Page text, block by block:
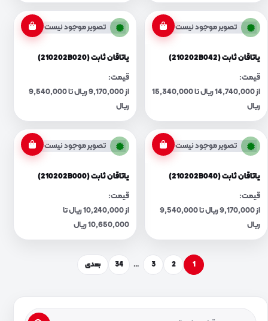
تصویر موجود نیست
یاتاقان ثابت (210202B042)
قیمت:
از 14,740,000 ریال تا 15,340,000
ریال
تصویر موجود نیست
یاتاقان ثابت (210202B020)
قیمت:
از 9,170,000 ریال تا 9,540,000
ریال
تصویر موجود نیست
یاتاقان ثابت (210202B040)
قیمت:
از 9,170,000 ریال تا 9,540,000
ریال
تصویر موجود نیست
یاتاقان ثابت (210202B000)
قیمت:
از 10,240,000 ریال تا
10,650,000 ریال
1
2
3
…
34 بعدی